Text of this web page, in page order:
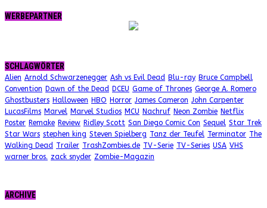
WERBEPARTNER
SCHLAGWÖRTER
Alien Arnold Schwarzenegger Ash vs Evil Dead Blu-ray Bruce Campbell
Convention Dawn of the Dead DCEU Game of Thrones George A. Romero
Ghostbusters Halloween HBO Horror James Cameron John Carpenter
LucasFilms Marvel Marvel Studios MCU Nachruf Neon Zombie Netflix
Poster Remake Review Ridley Scott San Diego Comic Con Sequel Star Trek
Star Wars stephen king Steven Spielberg Tanz der Teufel Terminator The
Walking Dead Trailer TrashZombies.de TV-Serie TV-Series USA VHS
warner bros. zack snyder Zombie-Magazin
ARCHIVE